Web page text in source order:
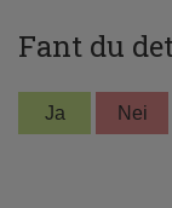
Fant du